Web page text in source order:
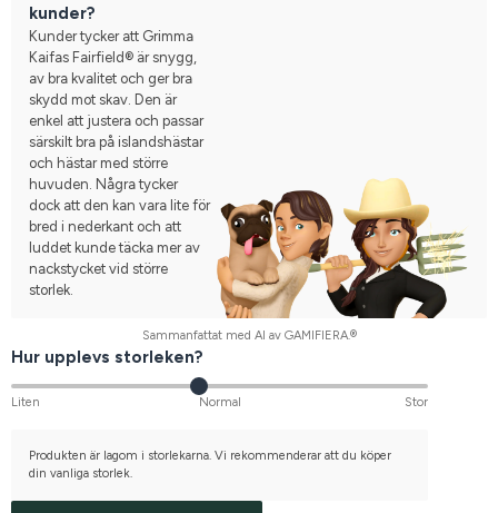
kunder?
Kunder tycker att Grimma
Kaifas Fairfield® är snygg,
av bra kvalitet och ger bra
skydd mot skav. Den är
enkel att justera och passar
särskilt bra på islandshästar
och hästar med större
huvuden. Några tycker
dock att den kan vara lite för
bred i nederkant och att
luddet kunde täcka mer av
nackstycket vid större
storlek.
Sammanfattat med AI av GAMIFIERA.®
Hur upplevs storleken?
Liten Normal Stor
Produkten är lagom i storlekarna. Vi rekommenderar att du köper
din vanliga storlek.